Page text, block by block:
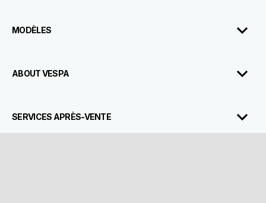
MODÈLES
ABOUT VESPA
SERVICES APRÈS-VENTE